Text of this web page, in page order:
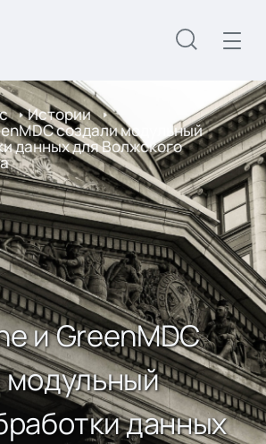
Истории
создали модульный
данных для Волжского
и GreenMDC
модульный
данных